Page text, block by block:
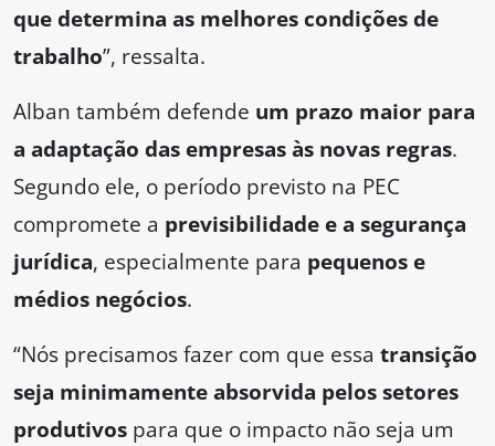
que determina as melhores condições de
trabalho”, ressalta.
Alban também defende um prazo maior para
a adaptação das empresas às novas regras.
Segundo ele, o período previsto na PEC
compromete a previsibilidade e a segurança
jurídica, especialmente para pequenos e
médios negócios.
“Nós precisamos fazer com que essa transição
seja minimamente absorvida pelos setores
produtivos para que o impacto não seja um